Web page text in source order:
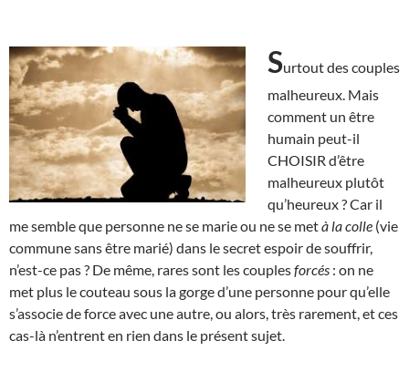
Surtout des couples
malheureux. Mais
comment un être
humain peut-il
CHOISIR d’être
malheureux plutôt
qu’heureux ? Car il
me semble que personne ne se marie ou ne se metà la colle (vie
commune sans être marié) dans le secret espoir de souffrir,
n’est-ce pas ? De même, rares sont les couplesforcés : on ne
met plus le couteau sous la gorge d’une personne pour qu’elle
s’associe de force avec une autre, ou alors, très rarement, et ces
cas-là n’entrent en rien dans le présent sujet.